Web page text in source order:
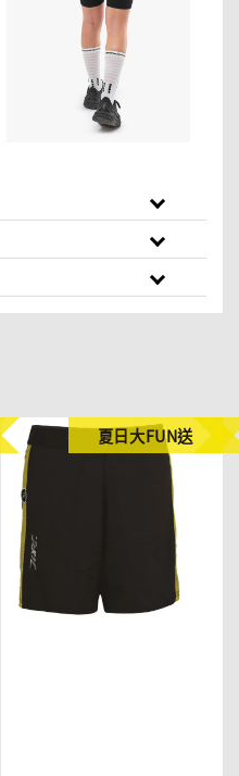
夏日大FUN送